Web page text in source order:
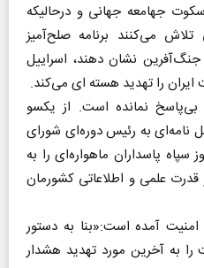
جهامعه جهانی و درحالیکه
تلاش می‌کنند برنامه صلح‌آمیز
نشان دهند، اسراییل
ایران را تهدید هسته‌ ای می‌کند.
نمانده است. از یکسو
نامه‌ای به رئیس دوره‌ای شورای
پاسداران ماهواره‌ای را به
قدرت علمی و اطلاعاتی کشورمان
آمده است:«بنا به دستور
را به آخرین مورد تهدید هشدار